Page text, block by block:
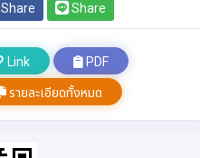
Share Share
Link PDF
รายละเอียดทั้งหมด